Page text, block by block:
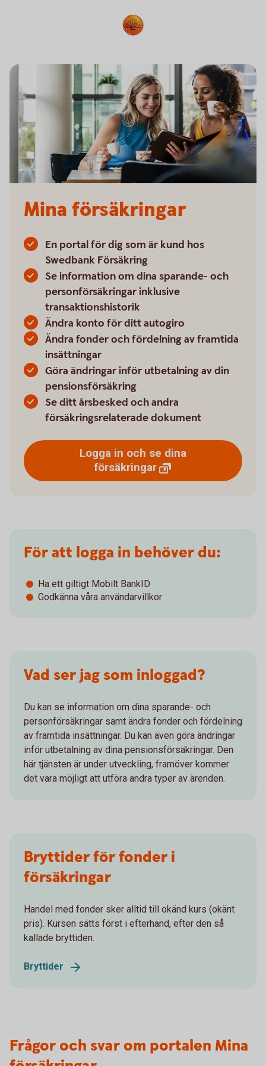
Mina försäkringar
En portal för dig som är kund hos
Swedbank Försäkring
Se information om dina sparande- och
personförsäkringar inklusive
transaktionshistorik
Ändra konto för ditt autogiro
Ändra fonder och fördelning av framtida
insättningar
Göra ändringar inför utbetalning av din
pensionsförsäkring
Se ditt årsbesked och andra
försäkringsrelaterade dokument
Logga in och se dina
försäkringar
För att logga in behöver du:
Ha ett giltigt Mobilt BankID
Godkänna våra användarvillkor
Vad ser jag som inloggad?
Du kan se information om dina sparande- och
personförsäkringar samt ändra fonder och fördelning
av framtida insättningar. Du kan även göra ändringar
inför utbetalning av dina pensionsförsäkringar. Den
här tjänsten är under utveckling, framöver kommer
det vara möjligt att utföra andra typer av ärenden.
Bryttider för fonder i
försäkringar
Handel med fonder sker alltid till okänd kurs (okänt
pris). Kursen sätts först i efterhand, efter den så
kallade bryttiden.
Bryttider
Frågor och svar om portalen Mina